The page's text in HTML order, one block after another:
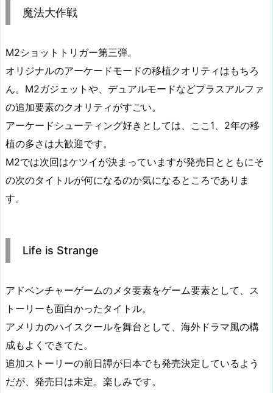
魔法大作戦
M2ショットトリガー第三弾。
オリジナルのアーケードモードの移植クオリティはもちろ
ん。M2ガジェットや、デュアルモードなどプラスアルファ
の追加要素のクオリティがすごい。
アーケードシューティング好きとしては、ここ1、2年の移
植の多さは大歓迎です。
M2では次回はケツイが決まっていますが発売日とともにそ
の次のタイトルが何になるのか気になるところでありま
す。
Life is Strange
アドベンチャーゲームのメタ要素をゲーム要素として、ス
トーリーも面白かったタイトル。
アメリカのハイスクールを舞台として、海外ドラマ風の構
成もよくできてた。
追加ストーリーの前日譚が日本でも発売決定しているよう
だが、発売日は未定。楽しみです。